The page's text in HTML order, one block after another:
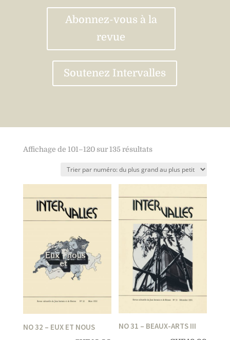
Abonnez-vous à la
revue
Soutenez Intervalles
Affichage de 101–120 sur 135 résultats
NO 32 – EUX ET NOUS NO 31 – BEAUX-ARTS III